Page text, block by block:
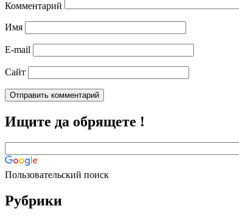
Комментарий
Имя
E-mail
Сайт
Ищите да обрящете !
Пользовательский поиск
Рубрики